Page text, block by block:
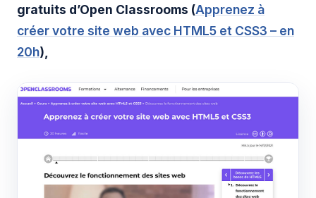
gratuits d’Open Classrooms (Apprenez à
créer votre site web avec HTML5 et CSS3 – en
20h),